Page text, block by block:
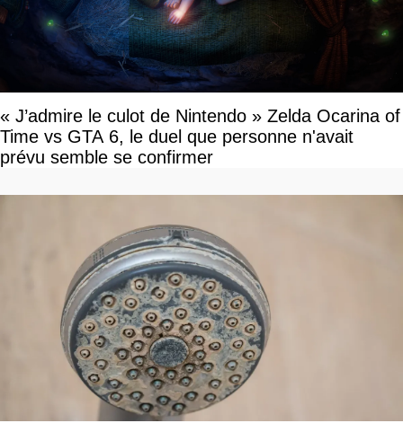
« J’admire le culot de Nintendo » Zelda Ocarina of
Time vs GTA 6, le duel que personne n'avait
prévu semble se confirmer